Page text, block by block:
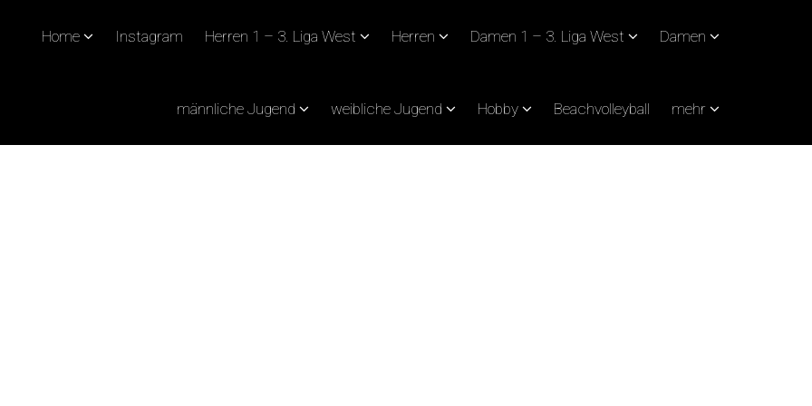
Home Instagram Herren 1 – 3. Liga West Herren Damen 1 – 3. Liga West Damen
männliche Jugend weibliche Jugend Hobby Beachvolleyball mehr